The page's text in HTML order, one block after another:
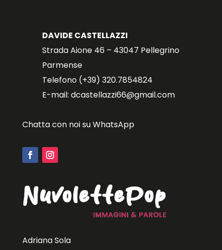
DAVIDE CASTELLAZZI
Strada Aione 46 – 43047 Pellegrino
Parmense
Telefono (+39) 320.7854824
E-mail: dcastellazzi66@gmail.com
Chatta con noi su WhatsApp
Adriana Sola